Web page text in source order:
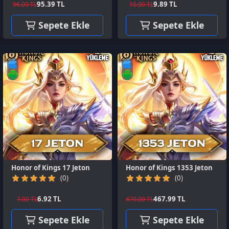
(0)
7.00 TL6.92 TL
Sepete Ekle
(0)
470.00 TL467.99 TL
Sepete Ekle